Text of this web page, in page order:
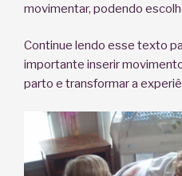
movimentar, podendo
Continue lendo esse texto
importante inserir
parto e transformar a